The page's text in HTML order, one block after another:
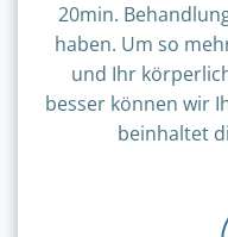
20min.
haben. Um so
und Ihr
besser können wir
beinhaltet